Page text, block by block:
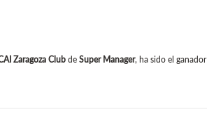
Zaragoza Clubde Super Manager, ha sido el